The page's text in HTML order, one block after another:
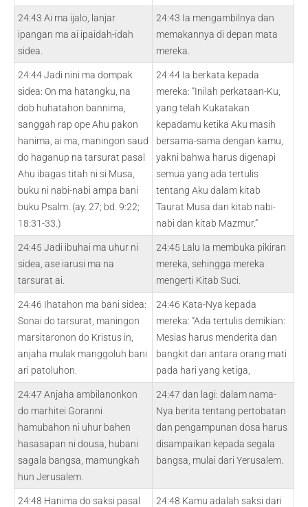
24:43 Ai ma ijalo, lanjar
ipangan ma ai ipaidah-idah
sidea.
24:43 Ia mengambilnya dan
memakannya di depan mata
mereka.
24:44 Jadi nini ma dompak
sidea: On ma hatangku, na
dob huhatahon bannima,
sanggah rap ope Ahu pakon
hanima, ai ma, maningon saud
do haganup na tarsurat pasal
Ahu ibagas titah ni si Musa,
buku ni nabi-nabi ampa bani
buku Psalm. (ay. 27; bd. 9:22;
18:31-33.)
24:44 Ia berkata kepada
mereka: “Inilah perkataan-Ku,
yang telah Kukatakan
kepadamu ketika Aku masih
bersama-sama dengan kamu,
yakni bahwa harus digenapi
semua yang ada tertulis
tentang Aku dalam kitab
Taurat Musa dan kitab nabi-
nabi dan kitab Mazmur.”
24:45 Jadi ibuhai ma uhur ni
sidea, ase iarusi ma na
tarsurat ai.
24:45 Lalu Ia membuka pikiran
mereka, sehingga mereka
mengerti Kitab Suci.
24:46 Ihatahon ma bani sidea:
Sonai do tarsurat, maningon
marsitaronon do Kristus in,
anjaha mulak manggoluh bani
ari patoluhon.
24:46 Kata-Nya kepada
mereka: “Ada tertulis demikian:
Mesias harus menderita dan
bangkit dari antara orang mati
pada hari yang ketiga,
24:47 Anjaha ambilanonkon
do marhitei Goranni
hamubahon ni uhur bahen
hasasapan ni dousa, hubani
sagala bangsa, mamungkah
hun Jerusalem.
24:47 dan lagi: dalam nama-
Nya berita tentang pertobatan
dan pengampunan dosa harus
disampaikan kepada segala
bangsa, mulai dari Yerusalem.
24:48 Hanima do saksi pasal
24:48 Kamu adalah saksi dari